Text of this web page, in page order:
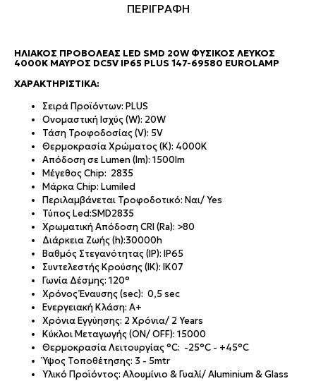
ΠΕΡΙΓΡΑΦΗ
ΗΛΙΑΚΌΣ ΠΡΟΒΟΛΈΑΣ LED SMD 20W ΦΥΣΙΚΌΣ ΛΕΥΚΌΣ
4000K ΜΑΎΡΟΣ DC5V IP65 PLUS 147-69580 EUROLAMP
ΧΑΡΑΚΤΗΡΙΣΤΙΚΆ:
Σειρά Προϊόντων: PLUS
Ονομαστική Ισχύς (W): 20W
Τάση Τροφοδοσίας (V): 5V
Θερμοκρασία Χρώματος (K): 4000K
Απόδοση σε Lumen (lm): 1500lm
Μέγεθος Chip: 2835
Μάρκα Chip: Lumiled
Περιλαμβάνεται Τροφοδοτικό: Ναι/ Yes
Τύπος Led:SMD2835
Χρωματική Απόδοση CRI (Ra): >80
Διάρκεια Ζωής (h):30000h
Βαθμός Στεγανότητας (IP): IP65
Συντελεστής Κρούσης (IK): IK07
Γωνία Δέσμης: 120°
Χρόνος Έναυσης (sec): 0,5 sec
Ενεργειακή Κλάση: A+
Χρόνια Εγγύησης: 2 Χρόνια/ 2 Years
Κύκλοι Μεταγωγής (ON/ OFF): 15000
Θερμοκρασία Λειτουργίας °C: -25°C - +45°C
Ύψος Τοποθέτησης: 3 - 5mtr
Υλικό Προϊόντος: Αλουμίνιο & Γυαλί/ Aluminium & Glass